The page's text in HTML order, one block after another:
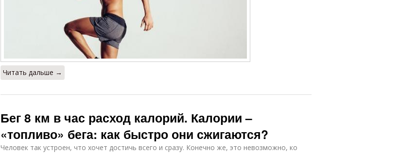
Читать дальше →
Бег 8 км в час расход калорий. Калории –
«топливо» бега: как быстро они сжигаются?
Человек так устроен, что хочет достичь всего и сразу. Конечно же, это невозможно, ко